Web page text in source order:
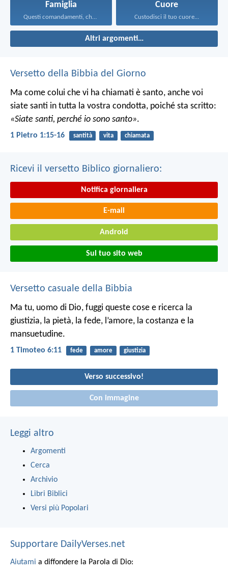
Famiglia
Questi comandamenti, che oggi...
Cuore
Custodisci il tuo cuore...
Altri argomenti…
Versetto della Bibbia del Giorno
Ma come colui che vi ha chiamati è santo, anche voi
siate santi in tutta la vostra condotta, poiché sta scritto:
«Siate santi, perché io sono santo».
1 Pietro 1:15-16 santità vita chiamata
Ricevi il versetto Biblico giornaliero:
Notifica giornaliera
E-mail
Android
Sul tuo sito web
Versetto casuale della Bibbia
Ma tu, uomo di Dio, fuggi queste cose e ricerca la
giustizia, la pietà, la fede, l’amore, la costanza e la
mansuetudine.
1 Timoteo 6:11 fede amore giustizia
Verso successivo!
Con immagine
Leggi altro
Argomenti
Cerca
Archivio
Libri Biblici
Versi più Popolari
Supportare DailyVerses.net
Aiutami a diffondere la Parola di Dio: